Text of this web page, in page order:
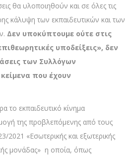
θα υλοποιηθούν και σε όλες τις
κάλυψη των εκπαιδευτικών και των
Δεν υποκύπτουμε ούτε στις
υποδείξεις», δεν
των Συλλόγων
που έχουν
το εκπαιδευτικό κίνημα
της προβλεπόμενης από τους
2021 «Εσωτερικής και εξωτερικής
μονάδας» η οποία, όπως